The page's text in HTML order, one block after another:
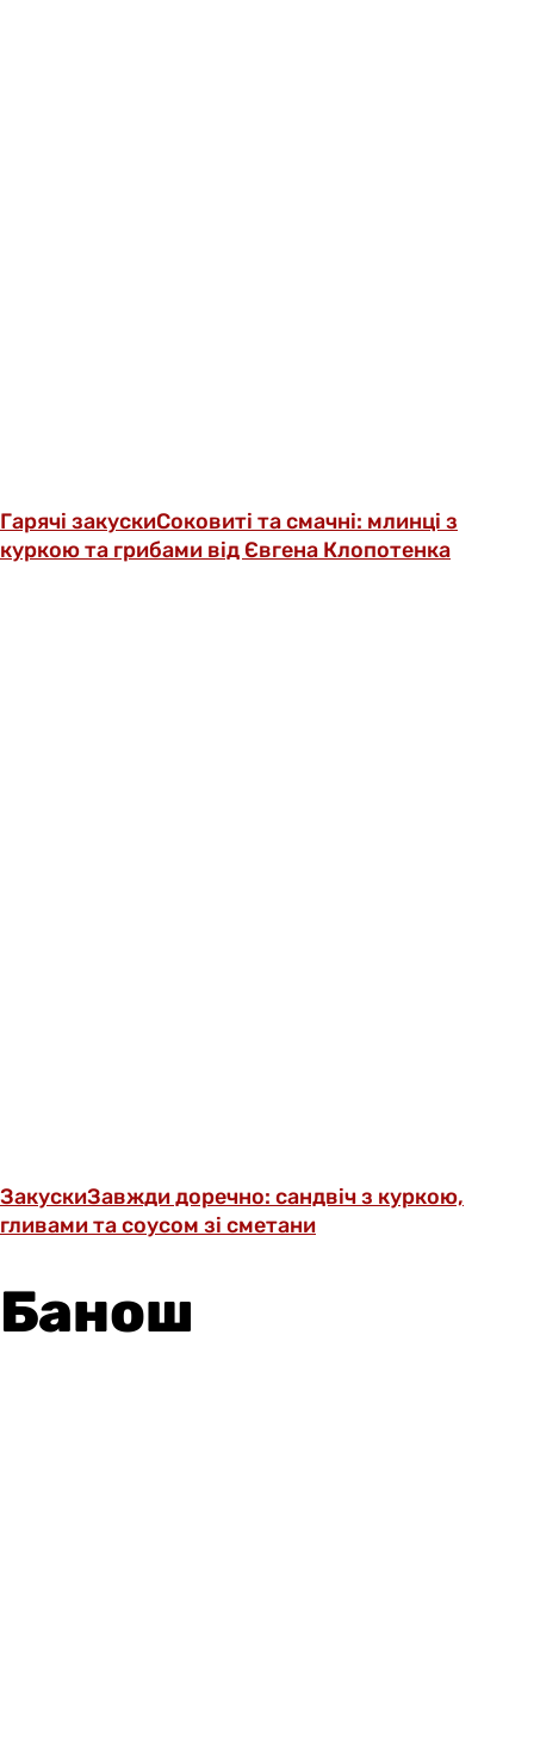
Гарячі закускиСоковиті та смачні: млинці з
куркою та грибами від Євгена Клопотенка
ЗакускиЗавжди доречно: сандвіч з куркою,
гливами та соусом зі сметани
Банош